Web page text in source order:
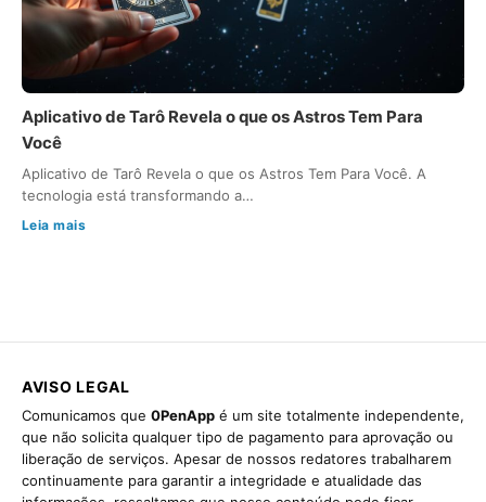
Aplicativo de Tarô Revela o que os Astros Tem Para
Você
Aplicativo de Tarô Revela o que os Astros Tem Para Você. A
tecnologia está transformando a…
Leia mais
AVISO LEGAL
Comunicamos que 0PenApp é um site totalmente independente,
que não solicita qualquer tipo de pagamento para aprovação ou
liberação de serviços. Apesar de nossos redatores trabalharem
continuamente para garantir a integridade e atualidade das